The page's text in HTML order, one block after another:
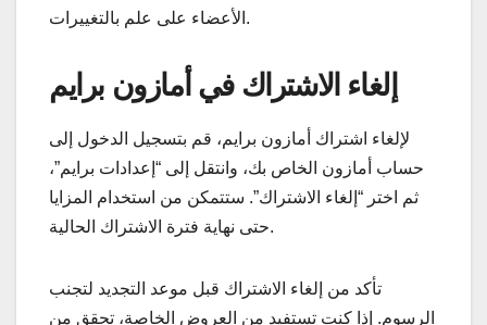
الأعضاء على علم بالتغييرات.
إلغاء الاشتراك في أمازون برايم
لإلغاء اشتراك أمازون برايم، قم بتسجيل الدخول إلى
حساب أمازون الخاص بك، وانتقل إلى “إعدادات برايم”،
ثم اختر “إلغاء الاشتراك”. ستتمكن من استخدام المزايا
حتى نهاية فترة الاشتراك الحالية.
تأكد من إلغاء الاشتراك قبل موعد التجديد لتجنب
الرسوم. إذا كنت تستفيد من العروض الخاصة، تحقق من